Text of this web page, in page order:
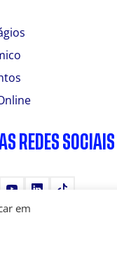
REDES SOCIAIS
YoutubeLinkedInTikTok
em